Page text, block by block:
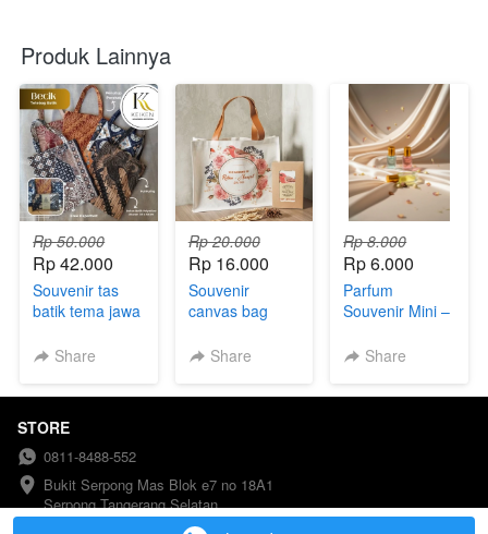
Produk Lainnya
Rp 50.000
Rp 42.000
Souvenir tas
batik tema jawa
Share
Rp 20.000
Rp 16.000
Souvenir
canvas bag
coklatShare
Rp 8.000
Rp 6.000
Parfum
Souvenir Mini –
Share
STORE
0811-8488-552
Bukit Serpong Mas Blok e7 no 18A1
Serpong Tangerang Selatan